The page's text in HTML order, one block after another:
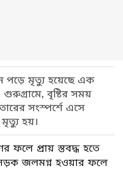
পড়ে মৃত্যু হয়েছে এক
বৃষ্টির সময়
সংস্পর্শে এসে
হয়।
ফলে প্রায় স্তবদ্ধ হতে
জলমগ্ন হওয়ার ফলে